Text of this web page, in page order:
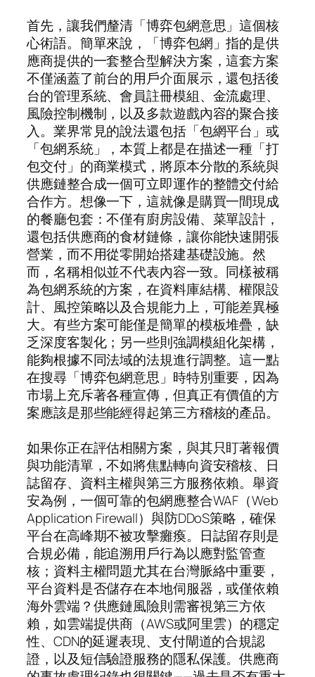
首先，讓我們釐清「博弈包網意思」這個核
心術語。簡單來說，「博弈包網」指的是供
應商提供的一套整合型解決方案，這套方案
不僅涵蓋了前台的用戶介面展示，還包括後
台的管理系統、會員註冊模組、金流處理、
風險控制機制，以及多款遊戲內容的聚合接
入。業界常見的說法還包括「包網平台」或
「包網系統」，本質上都是在描述一種「打
包交付」的商業模式，將原本分散的系統與
供應鏈整合成一個可立即運作的整體交付給
合作方。想像一下，這就像是購買一間現成
的餐廳包套：不僅有廚房設備、菜單設計，
還包括供應商的食材鏈條，讓你能快速開張
營業，而不用從零開始搭建基礎設施。然
而，名稱相似並不代表內容一致。同樣被稱
為包網系統的方案，在資料庫結構、權限設
計、風控策略以及合規能力上，可能差異極
大。有些方案可能僅是簡單的模板堆疊，缺
乏深度客製化；另一些則強調模組化架構，
能夠根據不同法域的法規進行調整。這一點
在搜尋「博弈包網意思」時特別重要，因為
市場上充斥著各種宣傳，但真正有價值的方
案應該是那些能經得起第三方稽核的產品。
如果你正在評估相關方案，與其只盯著報價
與功能清單，不如將焦點轉向資安稽核、日
誌留存、資料主權與第三方服務依賴。舉資
安為例，一個可靠的包網應整合WAF（Web
Application Firewall）與防DDoS策略，確保
平台在高峰期不被攻擊癱瘓。日誌留存則是
合規必備，能追溯用戶行為以應對監管查
核；資料主權問題尤其在台灣脈絡中重要，
平台資料是否儲存在本地伺服器，或僅依賴
海外雲端？供應鏈風險則需審視第三方依
賴，如雲端提供商（AWS或阿里雲）的穩定
性、CDN的延遲表現、支付閘道的合規認
證，以及短信驗證服務的隱私保護。供應商